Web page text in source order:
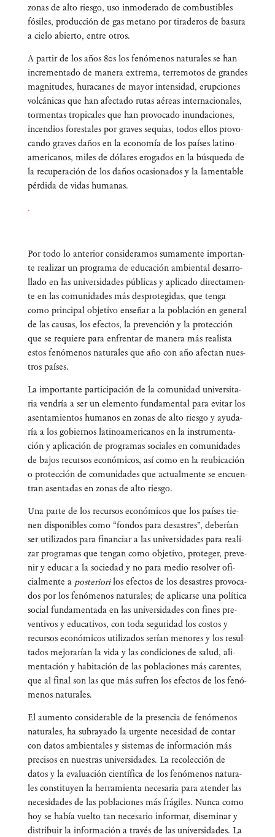
zonas de alto ries­go, uso inmo­de­ra­do de com­bus­ti­bles
fósi­les, pro­duc­ción de gas metano por tira­de­ros de basu­ra
a cie­lo abier­to, entre otros.
A par­tir de los años 80s los fenó­me­nos natu­ra­les se han
incre­men­ta­do de mane­ra extre­ma, terre­mo­tos de gran­des
mag­ni­tu­des, hura­ca­nes de mayor inten­si­dad, erup­cio­nes
vol­cá­ni­cas que han afec­ta­do rutas aéreas inter­na­cio­na­les,
tor­men­tas tro­pi­ca­les que han pro­vo­ca­do inun­da­cio­nes,
incen­dios fores­ta­les por gra­ves sequias, todos ellos pro­vo­
can­do gra­ves daños en la eco­no­mía de los paí­ses lati­no­
ame­ri­ca­nos, miles de dóla­res ero­ga­dos en la bús­que­da de
la recu­pe­ra­ción de los daños oca­sio­na­dos y la lamen­ta­ble
pér­di­da de vidas humanas.
.
Por todo lo ante­rior con­si­de­ra­mos suma­men­te impor­tan­
te rea­li­zar un pro­gra­ma de edu­ca­ción ambien­tal desa­rro­
lla­do en las uni­ver­si­da­des públi­cas y apli­ca­do direc­ta­men­
te en las comu­ni­da­des más des­pro­te­gi­das, que ten­ga
como prin­ci­pal obje­ti­vo ense­ñar a la pobla­ción en gene­ral
de las cau­sas, los efec­tos, la pre­ven­ción y la pro­tec­ción
que se requie­re para enfren­tar de mane­ra más rea­lis­ta
estos fenó­me­nos natu­ra­les que año con año afec­tan nues­
tros países.
La impor­tan­te par­ti­ci­pa­ción de la comu­ni­dad uni­ver­si­ta­
ria ven­dría a ser un ele­men­to fun­da­men­tal para evi­tar los
asen­ta­mien­tos huma­nos en zonas de alto ries­go y ayu­da­
ría a los gobier­nos lati­no­ame­ri­ca­nos en la ins­tru­men­ta­
ción y apli­ca­ción de pro­gra­mas socia­les en comu­ni­da­des
de bajos recur­sos eco­nó­mi­cos, así como en la reubi­ca­ción
o pro­tec­ción de comu­ni­da­des que actual­men­te se encuen­
tran asen­ta­das en zonas de alto riesgo.
Una par­te de los recur­sos eco­nó­mi­cos que los paí­ses tie­
nen dis­po­ni­bles como “fon­dos para desas­tres”, debe­rían
ser uti­li­za­dos para finan­ciar a las uni­ver­si­da­des para rea­li­
zar pro­gra­mas que ten­gan como obje­ti­vo, pro­te­ger, pre­ve­
nir y edu­car a la socie­dad y no para medio resol­ver ofi­
cial­men­te a pos­te­rio­rilos efec­tos de los desas­tres pro­vo­ca­
dos por los fenó­me­nos natu­ra­les; de apli­car­se una polí­ti­ca
social fun­da­men­ta­da en las uni­ver­si­da­des con fines pre­
ven­ti­vos y edu­ca­ti­vos, con toda segu­ri­dad los cos­tos y
recur­sos eco­nó­mi­cos uti­li­za­dos serían meno­res y los resul­
ta­dos mejo­ra­rían la vida y las con­di­cio­nes de salud, ali­
men­ta­ción y habi­ta­ción de las pobla­cio­nes más caren­tes,
que al final son las que más sufren los efec­tos de los fenó­
me­nos naturales.
El aumen­to con­si­de­ra­ble de la pre­sen­cia de fenó­me­nos
natu­ra­les, ha sub­ra­ya­do la urgen­te nece­si­dad de con­tar
con datos ambien­ta­les y sis­te­mas de infor­ma­ción más
pre­ci­sos en nues­tras uni­ver­si­da­des. La reco­lec­ción de
datos y la eva­lua­ción cien­tí­fi­ca de los fenó­me­nos natu­ra­
les cons­ti­tu­yen la herra­mien­ta nece­sa­ria para aten­der las
nece­si­da­des de las pobla­cio­nes más frá­gi­les. Nun­ca como
hoy se había vuel­to tan nece­sa­rio infor­mar, dise­mi­nar y
dis­tri­buir la infor­ma­ción a tra­vés de las uni­ver­si­da­des. La